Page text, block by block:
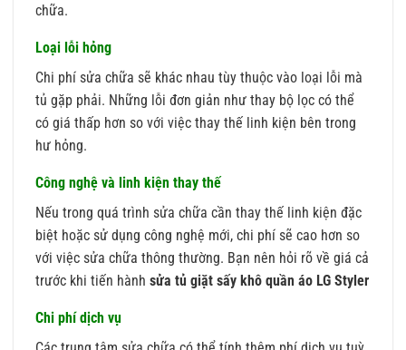
chữa.
Loại lỗi hỏng
Chi phí sửa chữa sẽ khác nhau tùy thuộc vào loại lỗi mà
tủ gặp phải. Những lỗi đơn giản như thay bộ lọc có thể
có giá thấp hơn so với việc thay thế linh kiện bên trong
hư hỏng.
Công nghệ và linh kiện thay thế
Nếu trong quá trình sửa chữa cần thay thế linh kiện đặc
biệt hoặc sử dụng công nghệ mới, chi phí sẽ cao hơn so
với việc sửa chữa thông thường. Bạn nên hỏi rõ về giá cả
trước khi tiến hành sửa tủ giặt sấy khô quần áo LG Styler
Chi phí dịch vụ